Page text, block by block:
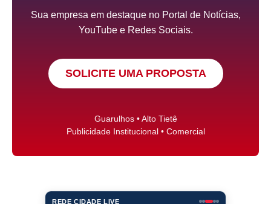
Sua empresa em destaque no Portal de Notícias,
YouTube e Redes Sociais.
SOLICITE UMA PROPOSTA
Guarulhos • Alto Tietê
Publicidade Institucional • Comercial
REDE CIDADE LIVE